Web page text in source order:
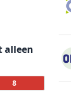
alleen
8